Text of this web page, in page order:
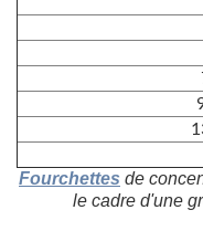
Fourchettes de
le cadre d'une